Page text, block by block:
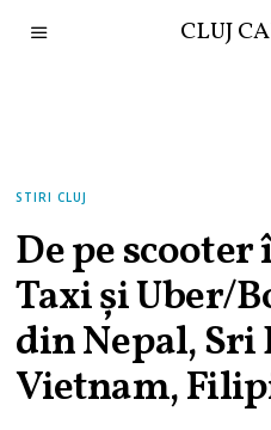
CLUJ
STIRI CLUJ
De pe
Taxi și Uber/
din Nepal, Sri
Vietnam,